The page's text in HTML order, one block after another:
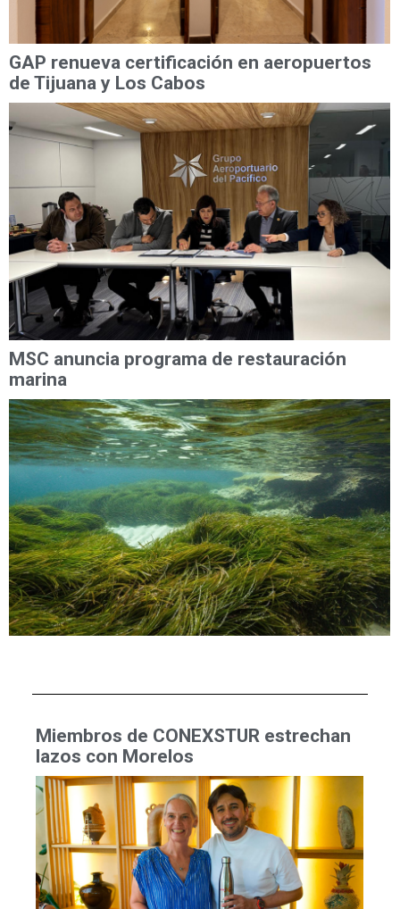
GAP renueva certificación en aeropuertos
de Tijuana y Los Cabos
MSC anuncia programa de restauración
marina
Miembros de CONEXSTUR estrechan
lazos con Morelos